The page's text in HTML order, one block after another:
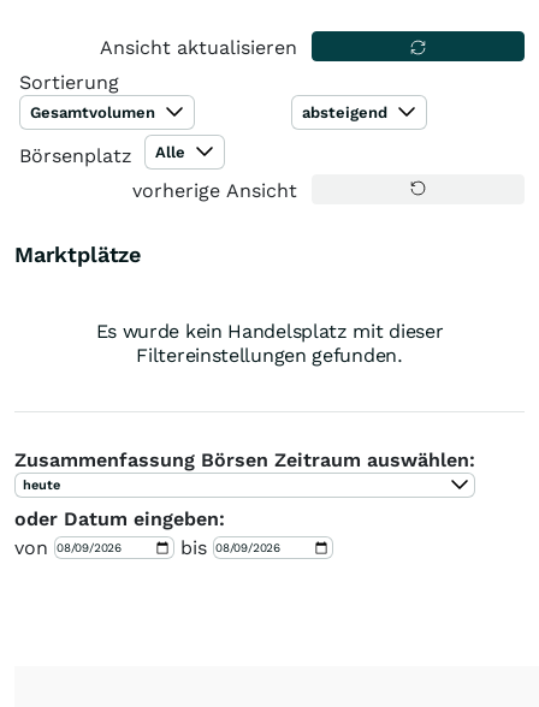
Ansicht aktualisieren
Sortierung
Gesamtvolumen absteigend
Börsenplatz Alle
vorherige Ansicht
Marktplätze
Es wurde kein Handelsplatz mit dieser
Filtereinstellungen gefunden.
Zusammenfassung Börsen Zeitraum auswählen:
heute
oder Datum eingeben:
von
bis